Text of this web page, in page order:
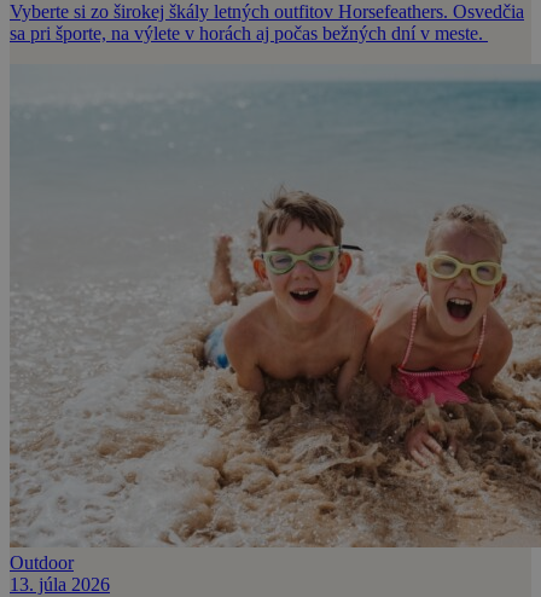
Vyberte si zo širokej škály letných outfitov Horsefeathers. Osvedčia
sa pri športe, na výlete v horách aj počas bežných dní v meste.
Outdoor
13. júla 2026